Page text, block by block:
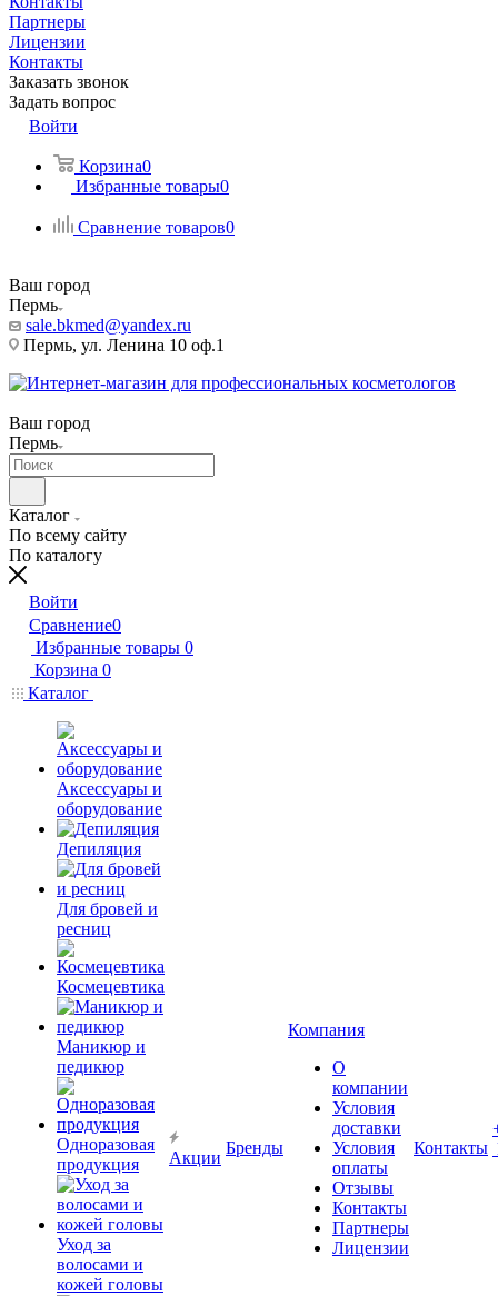
Партнеры
Лицензии
Контакты
Заказать звонок
Задать вопрос
Войти
Корзина0
Избранные товары0
Сравнение товаров0
Ваш город
Пермь
sale.bkmed@yandex.ru
Пермь, ул. Ленина 10 оф.1
Ваш город
Пермь
Каталог
По всему сайту
По каталогу
Войти
Сравнение0
Избранные товары 0
Корзина 0
Каталог
Аксессуары и
оборудование
Депиляция
Для бровей и
ресниц
Космецевтика
Маникюр и
педикюр
Одноразовая
продукция
Уход за
волосами и
кожей головы
Акции
Бренды
Компания
О
компании
Условия
доставки
Условия
оплаты
Отзывы
Контакты
Партнеры
Лицензии
Контакты